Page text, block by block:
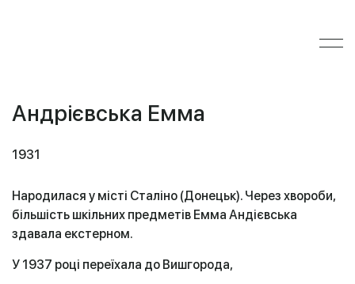
Андрієвська Емма
1931
Народилася у місті Сталіно (Донецьк). Через хвороби,
більшість шкільних предметів Емма Андієвська
здавала екстерном.
У 1937 році переїхала до Вишгорода,